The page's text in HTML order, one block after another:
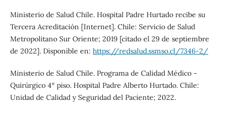
Ministerio de Salud Chile. Hospital Padre Hurtado recibe su
Tercera Acreditación [Internet]. Chile: Servicio de Salud
Metropolitano Sur Oriente; 2019 [citado el 29 de septiembre
de 2022]. Disponible en: https://redsalud.ssmso.cl/7346-2/
Ministerio de Salud Chile. Programa de Calidad Médico -
Quirúrgico 4° piso. Hospital Padre Alberto Hurtado. Chile:
Unidad de Calidad y Seguridad del Paciente; 2022.